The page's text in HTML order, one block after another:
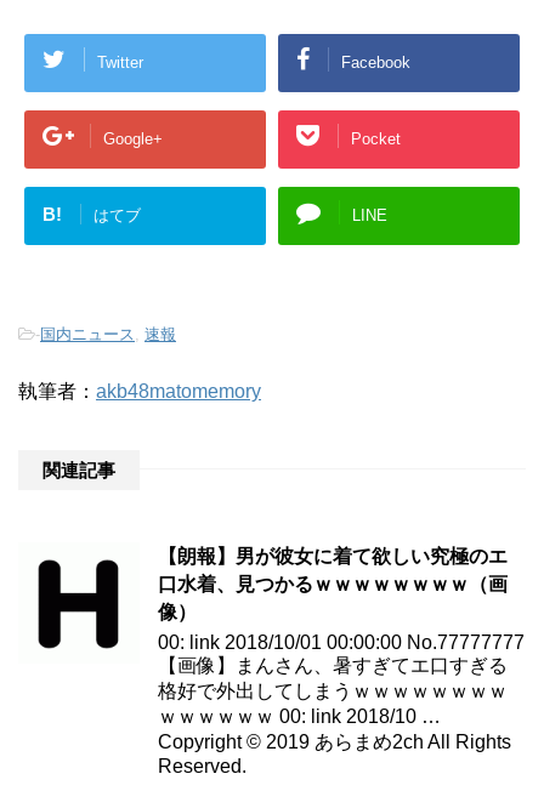
Twitter Facebook
Google+ Pocket
B! はてブ LINE
-国内ニュース 速報
執筆者： akb48matomemory
関連記事
【朗報】男が彼女に着て欲しい究極のエ
口水着、見つかるｗｗｗｗｗｗｗｗ（画
像）
00: link 2018/10/01 00:00:00 No.77777777
【画像】まんさん、暑すぎてエ口すぎる
格好で外出してしまうｗｗｗｗｗｗｗｗ
ｗｗｗｗｗｗ 00: link 2018/10 …
Copyright © 2019 あらまめ2ch All Rights
Reserved.